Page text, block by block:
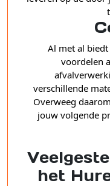
Al met al
voordelen
verschillende
Overweeg
jouw volgende
het